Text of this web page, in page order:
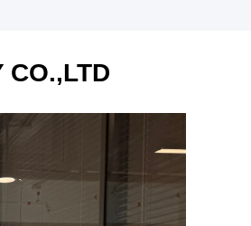
CO.,LTD